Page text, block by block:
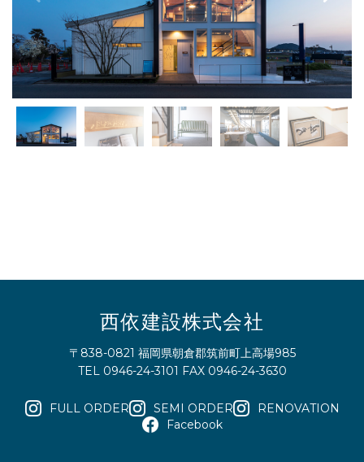
西依建設株式会社
〒838-0821 福岡県朝倉郡筑前町上高場985
TEL 0946-24-3101 FAX 0946-24-3630
FULL ORDER SEMI ORDER
RENOVATION
Facebook